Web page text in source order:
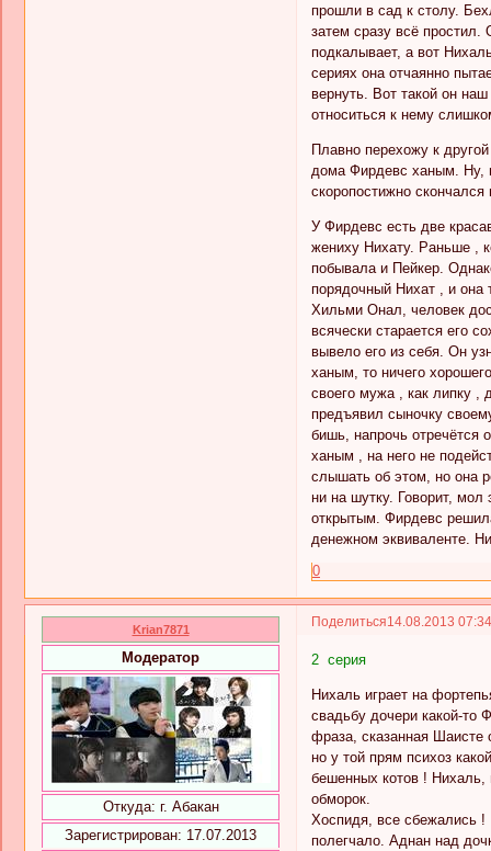
прошли в сад к столу.
затем сразу всё
подкалывает, а вот
сериях она отчаянно
вернуть. Вот такой он
относиться к нему
Плавно перехожу к
дома Фирдевс ханым. Ну,
скоропостижно
У Фирдевс есть две
жениху Нихату. Раньше ,
побывала и Пейкер.
порядочный Нихат , и она
Хильми Онал, человек
всячески старается его
вывело его из себя. Он
ханым, то ничего
своего мужа , как липку ,
предъявил сыночку
бишь, напрочь отречётся
ханым , на него не
слышать об этом, но она
ни на шутку. Говорит,
открытым. Фирдевс
денежном эквиваленте.
0
Поделиться14.08.2013
Krian7871
Модератор
Откуда: г. Абакан
Зарегистрирован: 17.07.2013
2 серия
Нихаль играет на
свадьбу дочери какой-то
фраза, сказанная Шаисте
но у той прям психоз
бешенных котов ! Нихаль,
обморок.
Хоспидя, все сбежались !
полегчало. Аднан над